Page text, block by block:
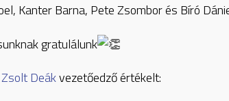
Kanter Barna, Pete Zsombor és Bíró
gratulálunk
Zsolt Deákvezetőedző értékelt: